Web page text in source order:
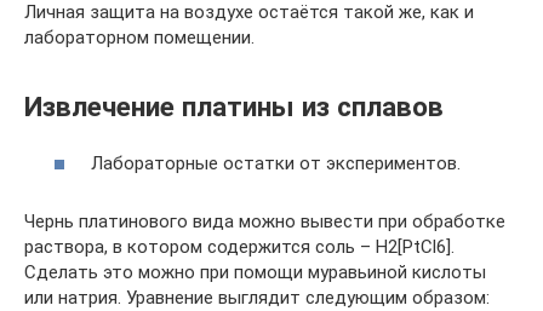
Личная защита на воздухе остаётся такой же, как и
лабораторном помещении.
Извлечение платины из сплавов
Лабораторные остатки от экспериментов.
Чернь платинового вида можно вывести при обработке
раствора, в котором содержится соль – H2[PtCl6].
Сделать это можно при помощи муравьиной кислоты
или натрия. Уравнение выглядит следующим образом: